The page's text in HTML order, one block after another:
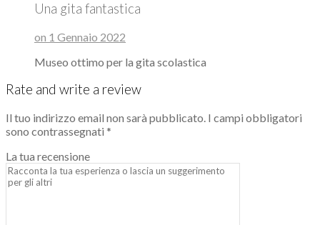
Una gita fantastica
on 1 Gennaio 2022
Museo ottimo per la gita scolastica
Rate and write a review
Il tuo indirizzo email non sarà pubblicato. I campi obbligatori
sono contrassegnati *
La tua recensione